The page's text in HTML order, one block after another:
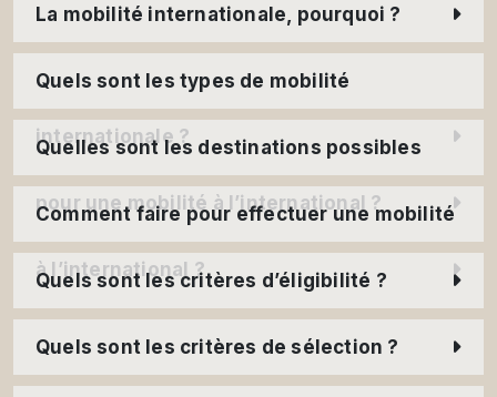
La mobilité internationale, pourquoi ?
Quels sont les types de mobilité
internationale ?
Quelles sont les destinations possibles
pour une mobilité à l’international ?
Comment faire pour effectuer une mobilité
à l’international ?
Quels sont les critères d’éligibilité ?
Quels sont les critères de sélection ?